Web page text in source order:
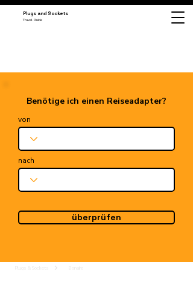
Plugs and Sockets
Travel Guide
Benötige ich einen Reiseadapter?
von
nach
überprüfen